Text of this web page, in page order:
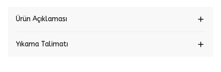
Ürün Açıklaması
Yıkama Talimatı